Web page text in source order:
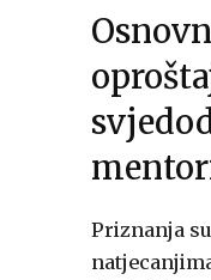
Priznanja